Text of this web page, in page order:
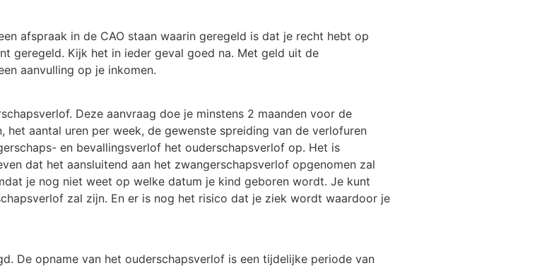
afspraak in de CAO staan waarin geregeld is dat je recht hebt op
geregeld. Kijk het in ieder geval goed na. Met geld uit de
aanvulling op je inkomen.
Deze aanvraag doe je minstens 2 maanden voor de
aantal uren per week, de gewenste spreiding van de verlofuren
en bevallingsverlof het ouderschapsverlof op. Het is
dat het aansluitend aan het zwangerschapsverlof opgenomen zal
je nog niet weet op welke datum je kind geboren wordt. Je kunt
zal zijn. En er is nog het risico dat je ziek wordt waardoor je
De opname van het ouderschapsverlof is een tijdelijke periode van